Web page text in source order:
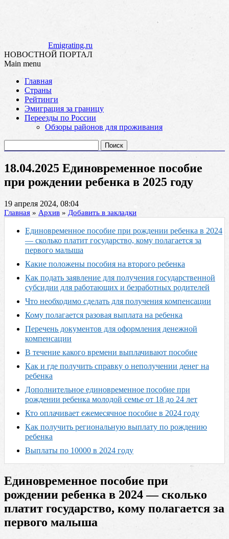
Emigrating.ru
НОВОСТНОЙ ПОРТАЛ
Main menu
content
Главная
Страны
Рейтинги
Эмиграция за границу
Переезды по России
Обзоры районов для проживания
18.04.2025 Единовременное пособие
при рождении ребенка в 2025 году
19 апреля 2024, 08:04
Главная » Архив » Добавить в закладки
Единовременное пособие при рождении ребенка в 2024
— сколько платит государство, кому полагается за
первого малыша
Какие положены пособия на второго ребенка
Как подать заявление для получения государственной
субсидии для работающих и безработных родителей
Что необходимо сделать для получения компенсации
Кому полагается разовая выплата на ребенка
Перечень документов для оформления денежной
компенсации
В течение какого времени выплачивают пособие
Как и где получить справку о неполучении денег на
ребенка
Дополнительное единовременное пособие при
рождении ребенка молодой семье от 18 до 24 лет
Кто оплачивает ежемесячное пособие в 2024 году
Как получить региональную выплату по рождению
ребенка
Выплаты по 10000 в 2024 году
Единовременное пособие при
рождении ребенка в 2024 — сколько
платит государство, кому полагается за
первого малыша